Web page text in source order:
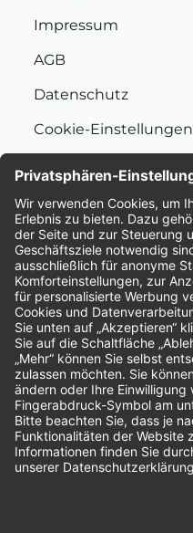
Impressum
AGB
Datenschutz
Cookie-Einstellungen
Bewertungen